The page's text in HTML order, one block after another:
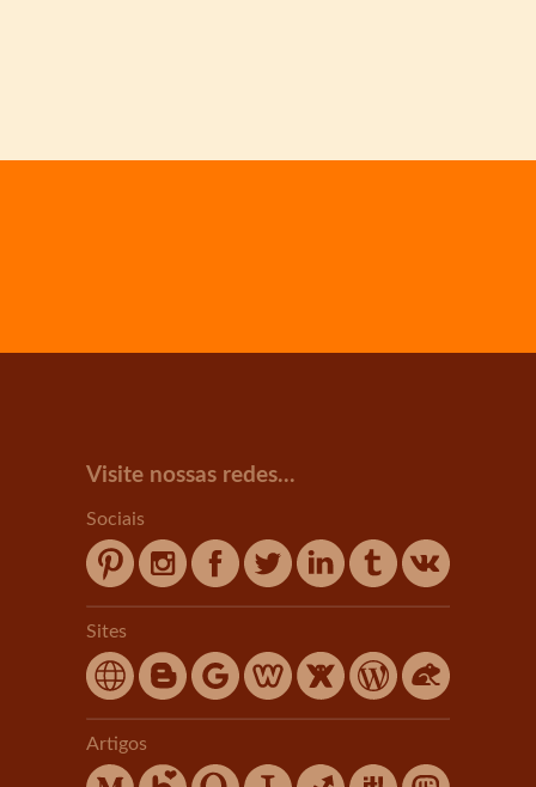
Visite nossas redes...
Sociais
Sites
Artigos